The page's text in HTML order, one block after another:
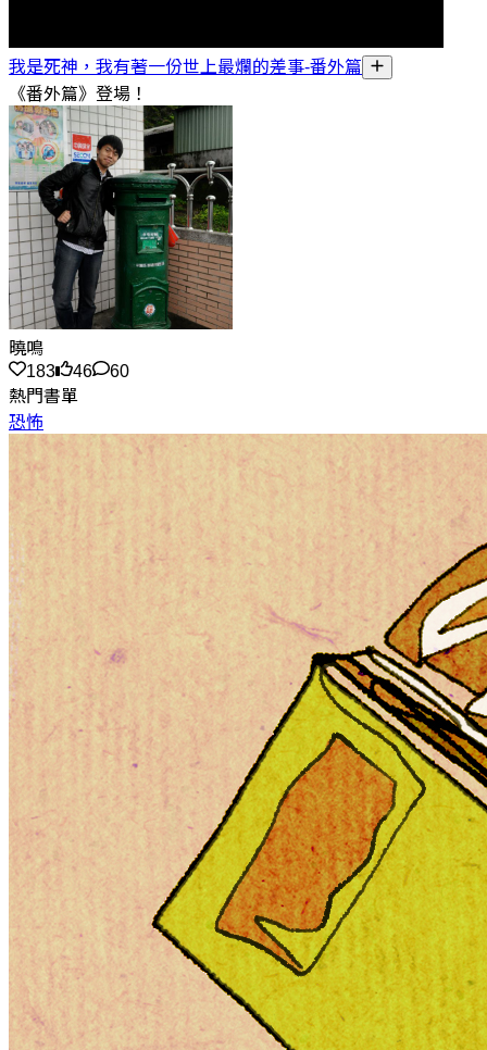
我是死神，我有著一份世上最爛的差事-番外篇
《番外篇》登場！
曉鳴
183
46
60
熱門書單
恐怖